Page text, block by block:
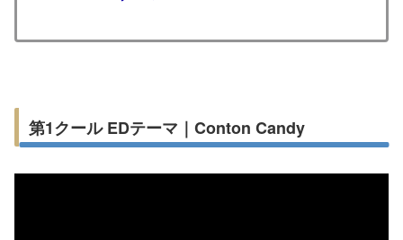
第1クール EDテーマ｜Conton Candy